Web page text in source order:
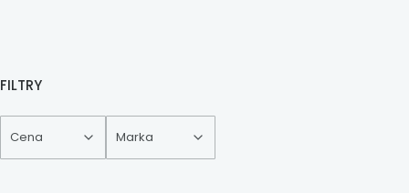
FILTRY
Cena Marka